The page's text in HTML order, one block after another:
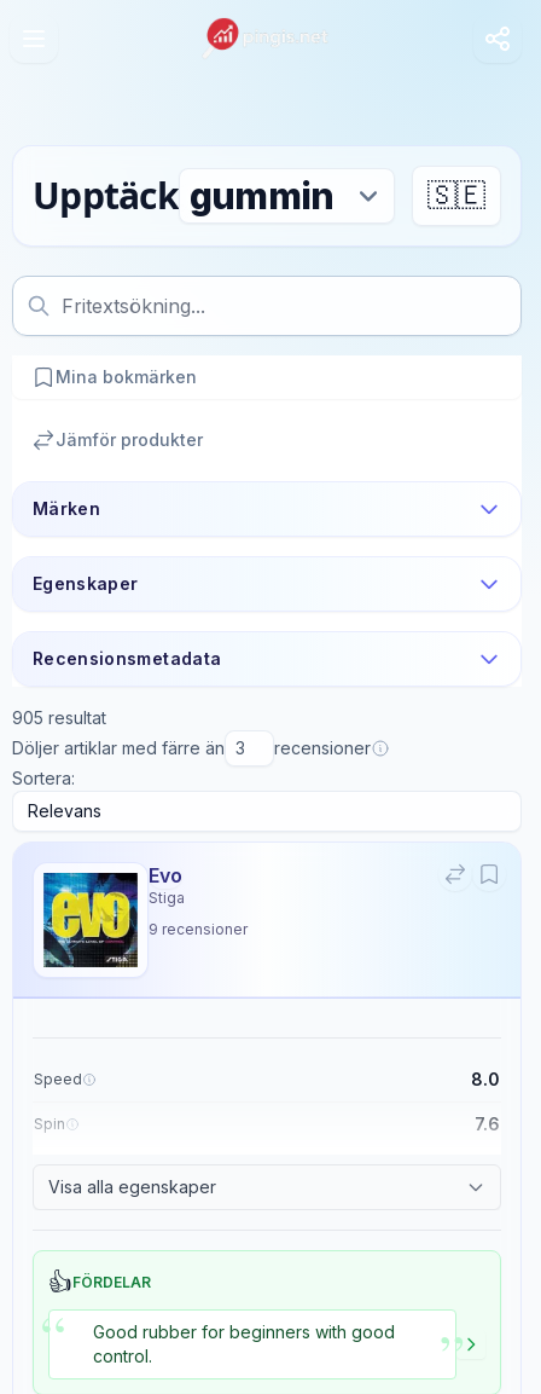
Upptäck 🇸🇪
Mina bokmärken
Jämför produkter
Märken
Egenskaper
Recensionsmetadata
905 resultat
Döljer artiklar med färre än
recensioner
Sortera:
Evo
Stiga
9 recensioner
Speed 8.0
Spin 7.6
Visa alla egenskaper
👍FÖRDELAR
“
Good rubber for beginners with good
control.
”